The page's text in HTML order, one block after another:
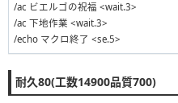
/ac ビエルゴの祝福 <wait.3>
/ac 下地作業 <wait.3>
/echo マクロ終了 <se.5>
耐久80(工数14900品質700)